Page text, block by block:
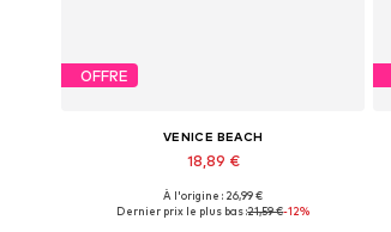
OFFRE
VENICE BEACH
18,89 €
Tailles disponibles: S, M, XL
À l'origine : 26,99 €
Dernier prix le plus bas :21,59 €-12%